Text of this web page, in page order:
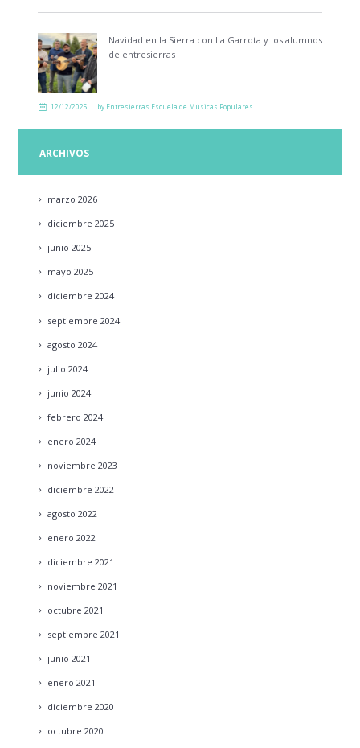
Navidad en la Sierra con La Garrota y los alumnos
de entresierras
12/12/2025 by Entresierras Escuela de Músicas Populares
ARCHIVOS
marzo 2026
diciembre 2025
junio 2025
mayo 2025
diciembre 2024
septiembre 2024
agosto 2024
julio 2024
junio 2024
febrero 2024
enero 2024
noviembre 2023
diciembre 2022
agosto 2022
enero 2022
diciembre 2021
noviembre 2021
octubre 2021
septiembre 2021
junio 2021
enero 2021
diciembre 2020
octubre 2020